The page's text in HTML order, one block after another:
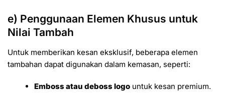
e) Penggunaan Elemen Khusus untuk
Nilai Tambah
Untuk memberikan kesan eksklusif, beberapa elemen
tambahan dapat digunakan dalam kemasan, seperti:
Emboss atau deboss logo untuk kesan premium.